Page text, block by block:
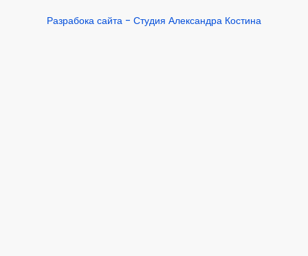
Разрабока сайта - Студия Александра Костина